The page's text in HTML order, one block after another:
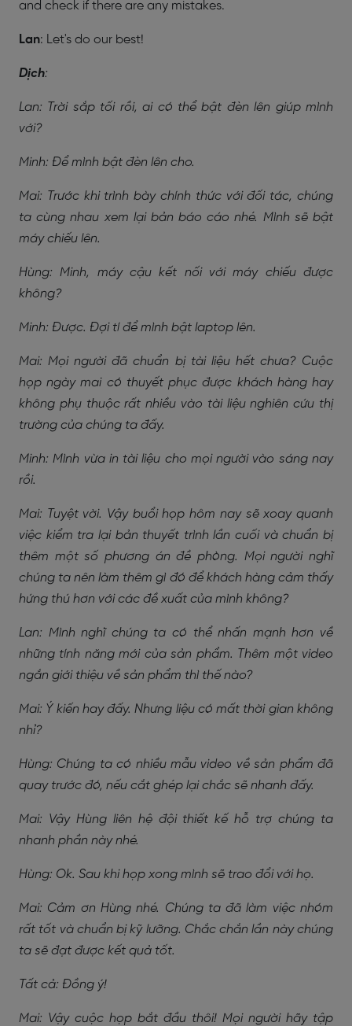
and check if there are any mistakes.
Lan: Let's do our best!
Dịch:
Lan: Trời sắp tối rồi, ai có thể bật đèn lên giúp mình
với?
Minh: Để mình bật đèn lên cho.
Mai: Trước khi trình bày chính thức với đối tác, chúng
ta cùng nhau xem lại bản báo cáo nhé. Mình sẽ bật
máy chiếu lên.
Hùng: Minh, máy cậu kết nối với máy chiếu được
không?
Minh: Được. Đợi tí để mình bật laptop lên.
Mai: Mọi người đã chuẩn bị tài liệu hết chưa? Cuộc
họp ngày mai có thuyết phục được khách hàng hay
không phụ thuộc rất nhiều vào tài liệu nghiên cứu thị
trường của chúng ta đấy.
Minh: Mình vừa in tài liệu cho mọi người vào sáng nay
rồi.
Mai: Tuyệt vời. Vậy buổi họp hôm nay sẽ xoay quanh
việc kiểm tra lại bản thuyết trình lần cuối và chuẩn bị
thêm một số phương án đề phòng. Mọi người nghĩ
chúng ta nên làm thêm gì đó để khách hàng cảm thấy
hứng thú hơn với các đề xuất của mình không?
Lan: Mình nghĩ chúng ta có thể nhấn mạnh hơn về
những tính năng mới của sản phẩm. Thêm một video
ngắn giới thiệu về sản phẩm thì thế nào?
Mai: Ý kiến hay đấy. Nhưng liệu có mất thời gian không
nhỉ?
Hùng: Chúng ta có nhiều mẫu video về sản phẩm đã
quay trước đó, nếu cắt ghép lại chắc sẽ nhanh đấy.
Mai: Vậy Hùng liên hệ đội thiết kế hỗ trợ chúng ta
nhanh phần này nhé.
Hùng: Ok. Sau khi họp xong mình sẽ trao đổi với họ.
Mai: Cảm ơn Hùng nhé. Chúng ta đã làm việc nhóm
rất tốt và chuẩn bị kỹ lưỡng. Chắc chắn lần này chúng
ta sẽ đạt được kết quả tốt.
Tất cả: Đồng ý!
Mai: Vậy cuộc họp bắt đầu thôi! Mọi người hãy tập